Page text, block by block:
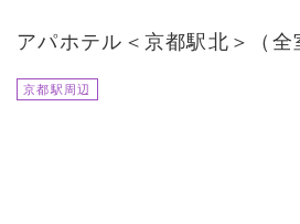
アパホテル＜京都駅北＞（全
京都駅周辺